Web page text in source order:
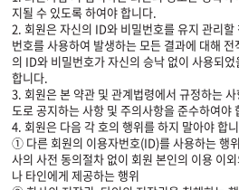
지될 수 있도록 하여야 합니다.
2. 회원은 자신의 ID와 비밀번호를 유지 관리
번호를 사용하여 발생하는 모든 결과에 대해
의 ID와 비밀번호가 자신의 승낙 없이 사용되
합니다.
3. 회원은 본 약관 및 관계법령에서 규정하는
도로 공지하는 사항 및 주의사항을 준수하여야
4. 회원은 다음 각 호의 행위를 하지 말아야 합
① 다른 회원의 이용자번호(ID)를 사용하는 행
사의 사전 동의절차 없이 회원 본인의 이용 이
나 타인에게 제공하는 행위